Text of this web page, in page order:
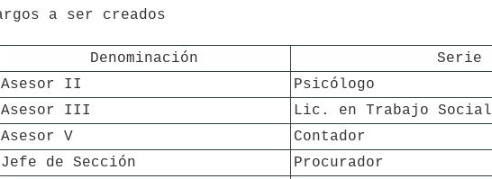
Denominación Serie
Asesor II Psicólogo
Asesor III Lic. en Trabajo Social
Asesor V Contador
Jefe de Sección Procurador